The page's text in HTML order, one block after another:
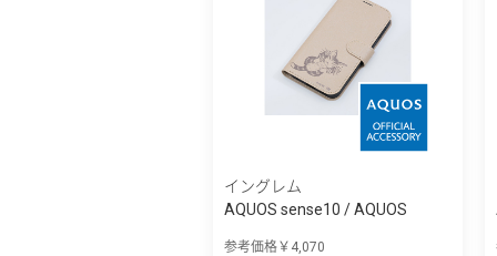
イングレム
AQUOS sense10 / AQUOS
参考価格￥4,070